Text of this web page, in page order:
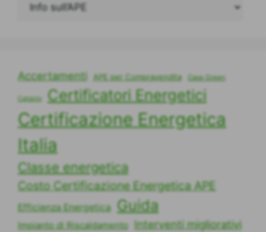
Accertamenti APE per Compravendita Case Green
Catasto Certificatori Energetici
Certificazione Energetica
Italia
Classe energetica
Costo Certificazione Energetica APE
Efficienza Energetica Guida
Impianto di Riscaldamento Interventi migliorativi